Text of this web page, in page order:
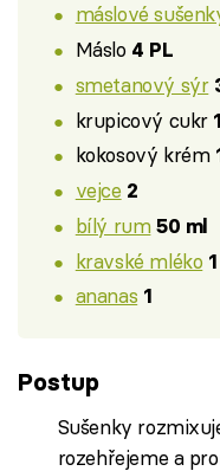
máslové
Máslo 4 PL
smetanový sýr
krupicový cukr
kokosový krém
vejce 2
bílý rum 50 ml
kravské mléko
ananas 1
Postup
Sušenky
rozehřejeme a